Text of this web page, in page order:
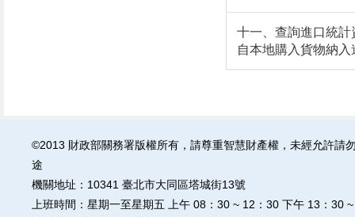
十一、查詢進口統
自本地購入貨物納
©2013 財政部關務署版權所有，請尊重智慧財產權，未經允許請
途
機關地址：10341 臺北市大同區塔城街13號
上班時間：星期一至星期五 上午 08：30 ~ 12：30 下午 13：30